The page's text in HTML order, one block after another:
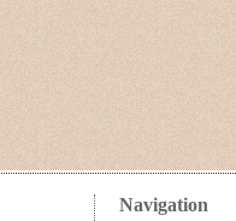
Navigation